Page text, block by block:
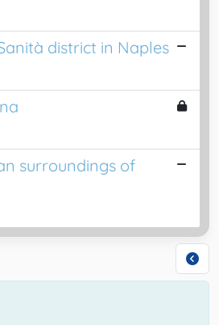
district in Naples
surroundings of